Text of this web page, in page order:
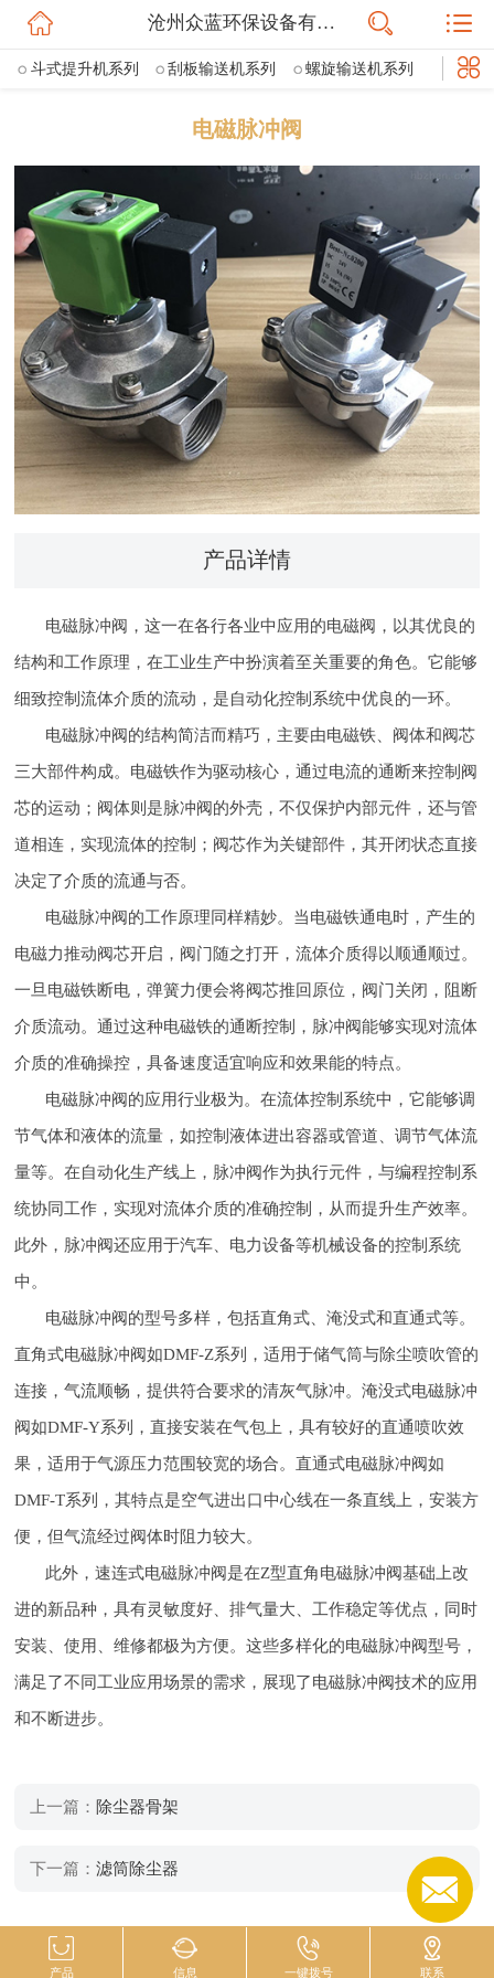
网站首页
产品展示
联系我们
沧州众蓝环保设备有限公司
斗式提升机系列 刮板输送机系列 螺旋输送机系列
通风蝶阀 三通分料阀
ZESX双层重锤翻板卸灰阀 气动三通四通分料器
VOCS催化燃烧设备 活性炭吸附箱 UV光氧净化器
等离子净化器 喷淋塔净化器 离线脉冲布袋除尘器
旋风除尘器 滤筒除尘器 电磁脉冲阀 脉冲控制仪
除尘器骨架 除尘器布袋 焊烟净化器
打磨平台除尘器
电磁脉冲阀
产品详情
电磁脉冲阀，这一在各行各业中应用的电磁阀，以其优良的
结构和工作原理，在工业生产中扮演着至关重要的角色。它能够
细致控制流体介质的流动，是自动化控制系统中优良的一环。
电磁脉冲阀的结构简洁而精巧，主要由电磁铁、阀体和阀芯
三大部件构成。电磁铁作为驱动核心，通过电流的通断来控制阀
芯的运动；阀体则是脉冲阀的外壳，不仅保护内部元件，还与管
道相连，实现流体的控制；阀芯作为关键部件，其开闭状态直接
决定了介质的流通与否。
电磁脉冲阀的工作原理同样精妙。当电磁铁通电时，产生的
电磁力推动阀芯开启，阀门随之打开，流体介质得以顺通顺过。
一旦电磁铁断电，弹簧力便会将阀芯推回原位，阀门关闭，阻断
介质流动。通过这种电磁铁的通断控制，脉冲阀能够实现对流体
介质的准确操控，具备速度适宜响应和效果能的特点。
电磁脉冲阀的应用行业极为。在流体控制系统中，它能够调
节气体和液体的流量，如控制液体进出容器或管道、调节气体流
量等。在自动化生产线上，脉冲阀作为执行元件，与编程控制系
统协同工作，实现对流体介质的准确控制，从而提升生产效率。
此外，脉冲阀还应用于汽车、电力设备等机械设备的控制系统
中。
电磁脉冲阀的型号多样，包括直角式、淹没式和直通式等。
直角式电磁脉冲阀如DMF-Z系列，适用于储气筒与除尘喷吹管的
连接，气流顺畅，提供符合要求的清灰气脉冲。淹没式电磁脉冲
阀如DMF-Y系列，直接安装在气包上，具有较好的直通喷吹效
果，适用于气源压力范围较宽的场合。直通式电磁脉冲阀如
DMF-T系列，其特点是空气进出口中心线在一条直线上，安装方
便，但气流经过阀体时阻力较大。
此外，速连式电磁脉冲阀是在Z型直角电磁脉冲阀基础上改
进的新品种，具有灵敏度好、排气量大、工作稳定等优点，同时
安装、使用、维修都极为方便。这些多样化的电磁脉冲阀型号，
满足了不同工业应用场景的需求，展现了电磁脉冲阀技术的应用
和不断进步。
上一篇： 除尘器骨架
下一篇： 滤筒除尘器
产品 信息 一键拨号 联系